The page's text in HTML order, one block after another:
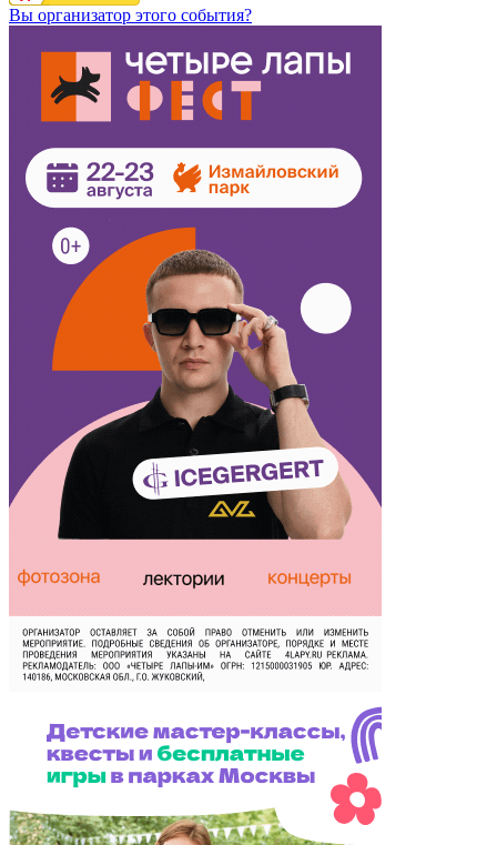
Вы организатор этого события?